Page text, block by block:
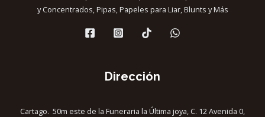
y Concentrados, Pipas, Papeles para Liar, Blunts y Más
Dirección
Cartago. 50m este de la Funeraria la Última joya, C. 12 Avenida 0,